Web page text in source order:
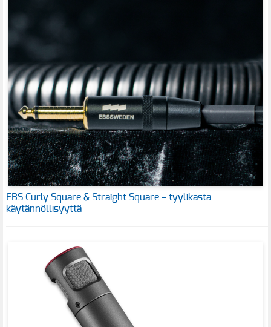
EBS Curly Square & Straight Square – tyylikästä
käytännöllisyyttä